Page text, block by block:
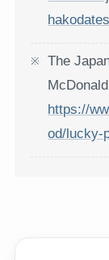
The
https://
od/lucky-